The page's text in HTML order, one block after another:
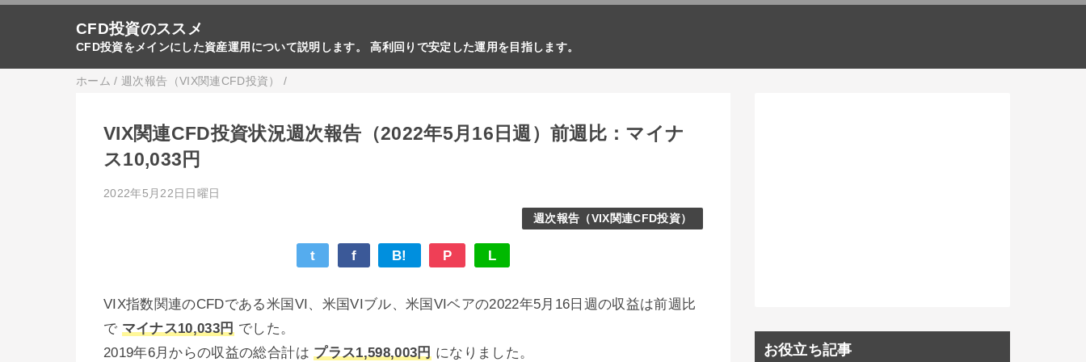
CFD投資のススメ
CFD投資をメインにした資産運用について説明します。 高利回りで安定した運用を目指します。
ホーム / 週次報告（VIX関連CFD投資） /
VIX関連CFD投資状況週次報告（2022年5月16日週）前週比：マイナ
ス10,033円
2022年5月22日日曜日
週次報告（VIX関連CFD投資）
t f B! P L
VIX指数関連のCFDである米国VI、米国VIブル、米国VIベアの2022年5月16日週の収益は前週比
で マイナス10,033円 でした。
2019年6月からの収益の総合計は プラス1,598,003円 になりました。 お役立ち記事